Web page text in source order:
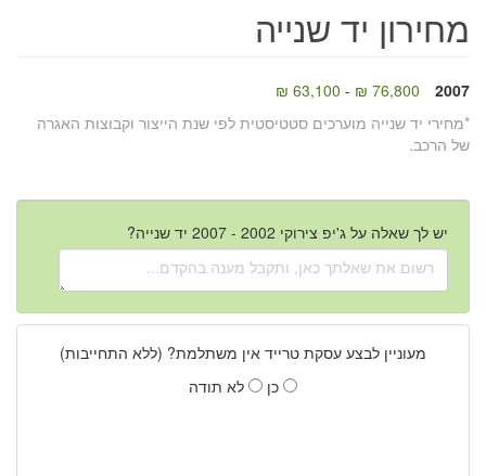
מחירון יד שנייה
2007
76,800 ₪
-
63,100 ₪
*מחירי יד שנייה מוערכים סטטיסטית לפי שנת הייצור וקבוצות האגרה
של הרכב.
יש לך שאלה על ג'יפ צירוקי 2002 - 2007 יד שנייה?
מעוניין לבצע עסקת טרייד אין משתלמת? (ללא התחייבות)
כן
לא תודה